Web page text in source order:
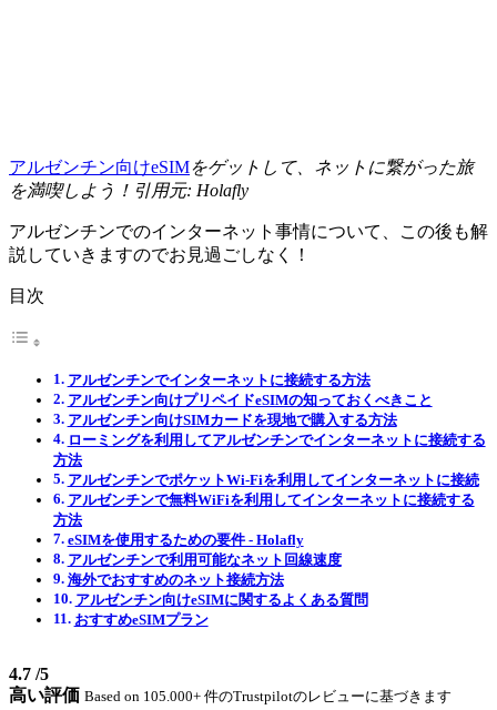
アルゼンチン向けeSIMをゲットして、ネットに繋がった旅
を満喫しよう！引用元: Holafly
アルゼンチンでのインターネット事情について、この後も解
説していきますのでお見過ごしなく！
目次
アルゼンチンでインターネットに接続する方法
アルゼンチン向けプリペイドeSIMの知っておくべきこと
アルゼンチン向けSIMカードを現地で購入する方法
ローミングを利用してアルゼンチンでインターネットに接続する
方法
アルゼンチンでポケットWi-Fiを利用してインターネットに接続
アルゼンチンで無料WiFiを利用してインターネットに接続する
方法
eSIMを使用するための要件 ‐ Holafly
アルゼンチンで利用可能なネット回線速度
海外でおすすめのネット接続方法
アルゼンチン向けeSIMに関するよくある質問
おすすめeSIMプラン
4.7 /5
高い評価 Based on 105.000+ 件のTrustpilotのレビューに基づきます